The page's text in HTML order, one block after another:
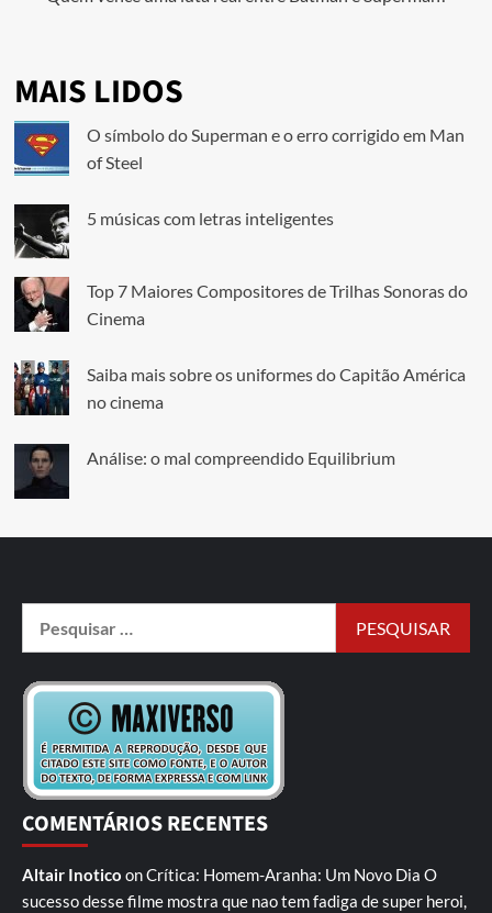
MAIS LIDOS
O símbolo do Superman e o erro corrigido em Man
of Steel
5 músicas com letras inteligentes
Top 7 Maiores Compositores de Trilhas Sonoras do
Cinema
Saiba mais sobre os uniformes do Capitão América
no cinema
Análise: o mal compreendido Equilibrium
COMENTÁRIOS RECENTES
Altair Inotico onCrítica: Homem-Aranha: Um Novo Dia O
sucesso desse filme mostra que nao tem fadiga de super heroi,